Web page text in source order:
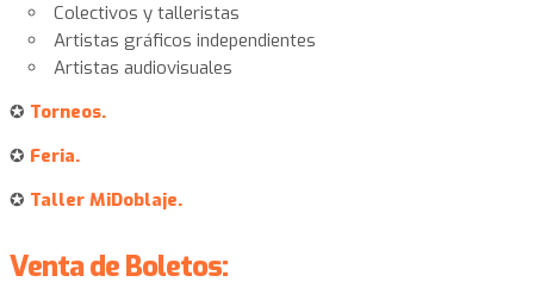
Colectivos y talleristas
Artistas gráficos independientes
Artistas audiovisuales
✪ Torneos.
✪ Feria.
✪ Taller MiDoblaje.
Venta de Boletos: